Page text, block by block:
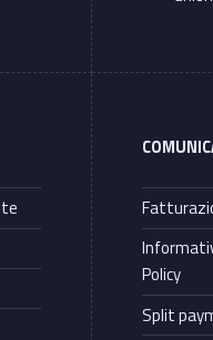
Policy
Split